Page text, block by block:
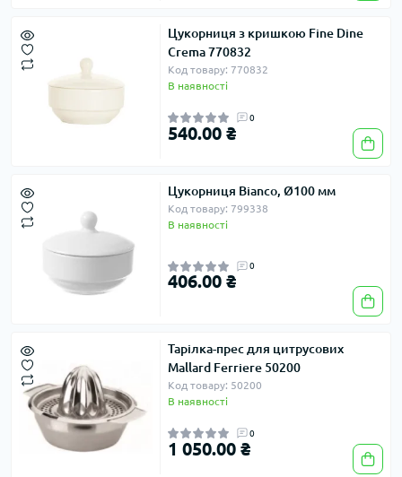
Цукорниця з кришкою Fine Dine
Crema 770832
Код товару: 770832
В наявності
0
540.00 ₴
Цукорниця Bianco, Ø100 мм
Код товару: 799338
В наявності
0
406.00 ₴
Тарілка-прес для цитрусових
Mallard Ferriere 50200
Код товару: 50200
В наявності
0
1 050.00 ₴